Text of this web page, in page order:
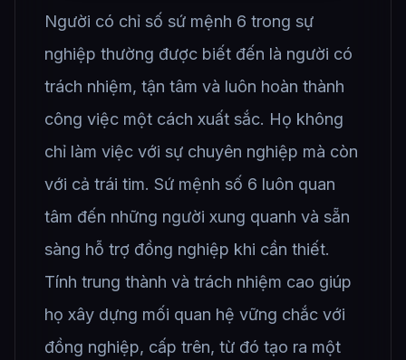
Người có chỉ số sứ mệnh 6 trong sự
nghiệp thường được biết đến là người có
trách nhiệm, tận tâm và luôn hoàn thành
công việc một cách xuất sắc. Họ không
chỉ làm việc với sự chuyên nghiệp mà còn
với cả trái tim. Sứ mệnh số 6 luôn quan
tâm đến những người xung quanh và sẵn
sàng hỗ trợ đồng nghiệp khi cần thiết.
Tính trung thành và trách nhiệm cao giúp
họ xây dựng mối quan hệ vững chắc với
đồng nghiệp, cấp trên, từ đó tạo ra một